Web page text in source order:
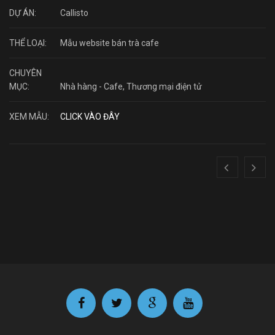
DỰ ÁN: Callisto
THỂ LOẠI: Mẫu website bán trà cafe
CHUYÊN
MỤC:
Nhà hàng - Cafe, Thương mại điện tử
XEM MẪU: CLICK VÀO ĐÂY